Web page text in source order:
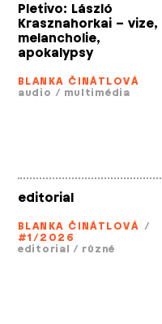
Pletivo: László
Krasznahorkai – vize,
melancholie,
apokalypsy
BLANKA ČINÁTLOVÁ
audio / multimédia
editorial
BLANKA ČINÁTLOVÁ /
#1/2026
editorial / různé